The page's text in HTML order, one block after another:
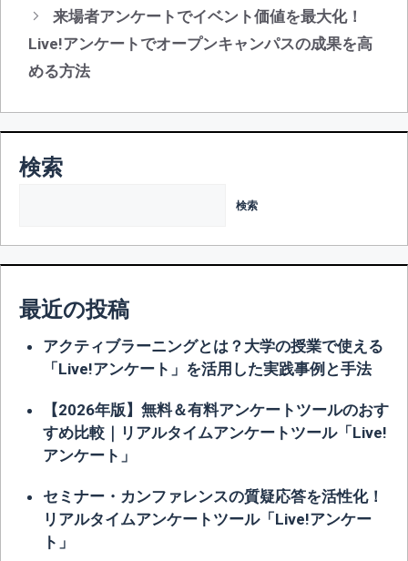
ゲ
ー
ョ
来場者アンケートでイベント価値を最大化！
Live!アンケートでオープンキャンパスの成果を高
める方法
検索
検索
最近の投稿
アクティブラーニングとは？大学の授業で使える
「Live!アンケート」を活用した実践事例と手法
【2026年版】無料＆有料アンケートツールのおす
すめ比較｜リアルタイムアンケートツール「Live!
アンケート」
セミナー・カンファレンスの質疑応答を活性化！
リアルタイムアンケートツール「Live!アンケー
ト」